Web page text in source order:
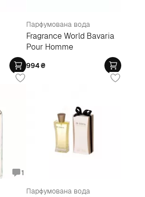
Парфумована вода
Fragrance World Bavaria
Pour Homme
994₴
1
Парфумована вода